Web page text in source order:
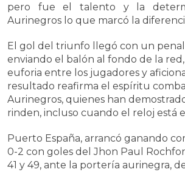
pero fue el talento y la
Aurinegros lo que marcó la
El gol del triunfo llegó con un penal
enviando el balón al fondo de la
euforia entre los jugadores y
resultado reafirma el espíritu
Aurinegros, quienes han
rinden, incluso cuando el reloj está
Puerto España, arrancó ganando
0-2 con goles del Jhon Paul
41 y 49, ante la portería aurinegra,